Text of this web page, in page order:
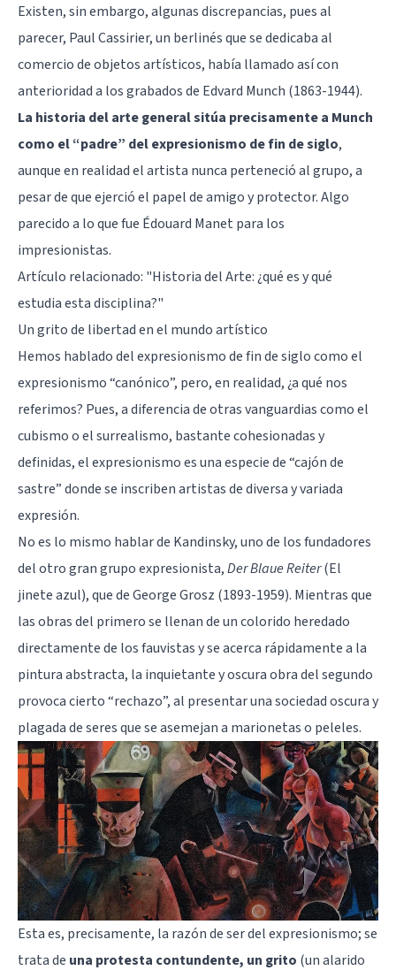
Existen, sin embargo, algunas discrepancias, pues al
parecer, Paul Cassirier, un berlinés que se dedicaba al
comercio de objetos artísticos, había llamado así con
anterioridad a los grabados de Edvard Munch (1863-1944).
La historia del arte general sitúa precisamente a Munch
como el “padre” del expresionismo de fin de siglo,
aunque en realidad el artista nunca perteneció al grupo, a
pesar de que ejerció el papel de amigo y protector. Algo
parecido a lo que fue Édouard Manet para los
impresionistas.
Artículo relacionado: "Historia del Arte: ¿qué es y qué
estudia esta disciplina?"
Un grito de libertad en el mundo artístico
Hemos hablado del expresionismo de fin de siglo como el
expresionismo “canónico”, pero, en realidad, ¿a qué nos
referimos? Pues, a diferencia de otras vanguardias como el
cubismoo el surrealismo, bastante cohesionadas y
definidas, el expresionismo es una especie de “cajón de
sastre” donde se inscriben artistas de diversa y variada
expresión.
No es lo mismo hablar de Kandinsky, uno de los fundadores
del otro gran grupo expresionista,Der Blaue Reiter(El
jinete azul), que de George Grosz (1893-1959). Mientras que
las obras del primero se llenan de un colorido heredado
directamente de los fauvistas y se acerca rápidamente a la
pintura abstracta, la inquietante y oscura obra del segundo
provoca cierto “rechazo”, al presentar una sociedad oscura y
plagada de seres que se asemejan a marionetas o peleles.
Esta es, precisamente, la razón de ser del expresionismo; se
trata de una protesta contundente, un grito (un alarido